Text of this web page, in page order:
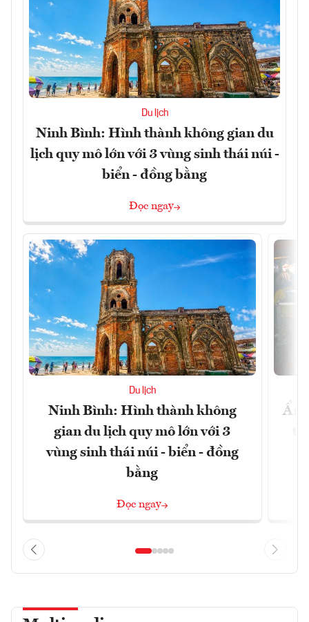
Du lịch
Ninh Bình: Hình thành không gian du
lịch quy mô lớn với 3 vùng sinh thái núi -
biển - đồng bằng
Đọc ngay
Du lịch
Ninh Bình: Hình thành không
gian du lịch quy mô lớn với 3
vùng sinh thái núi - biển - đồng
bằng
Đọc ngay
Ẩm